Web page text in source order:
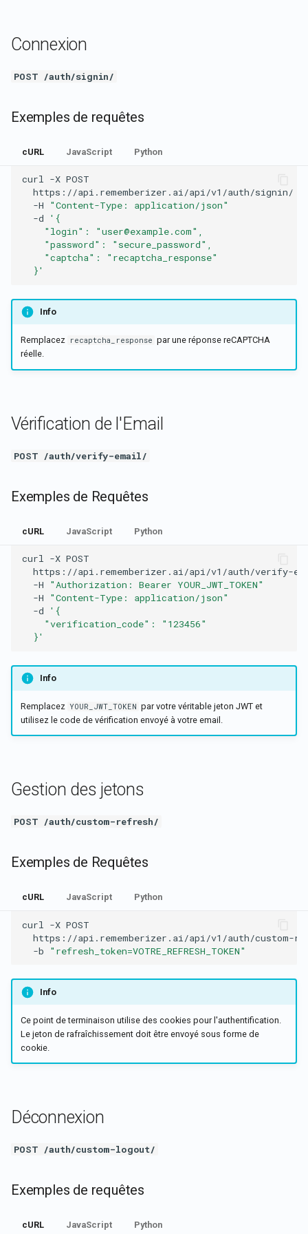
h
e
Connexion
POST /auth/signin/
Exemples de requêtes
cURL JavaScript Python
curl -X POST
https://api.rememberizer.ai/api/v1/auth/signin/
-H
"Content-Type: application/json"
-d
'{
    "login": "user@example.com",
    "password": "secure_password",
    "captcha": "recaptcha_response"
  }'
Info
Remplacez recaptcha_response par une réponse reCAPTCHA
réelle.
Vérification de l'Email
POST /auth/verify-email/
Exemples de Requêtes
cURL JavaScript Python
curl -X POST
https://api.rememberizer.ai/api/v1/auth/verify-
-H
"Authorization: Bearer YOUR_JWT_TOKEN"
-H
"Content-Type: application/json"
-d
'{
    "verification_code": "123456"
  }'
Info
Remplacez YOUR_JWT_TOKEN par votre véritable jeton JWT et
utilisez le code de vérification envoyé à votre email.
Gestion des jetons
POST /auth/custom-refresh/
Exemples de Requêtes
cURL JavaScript Python
curl -X POST
https://api.rememberizer.ai/api/v1/auth/custom-
-b
"refresh_token=VOTRE_REFRESH_TOKEN"
Info
Ce point de terminaison utilise des cookies pour l'authentification.
Le jeton de rafraîchissement doit être envoyé sous forme de
cookie.
Déconnexion
POST /auth/custom-logout/
Exemples de requêtes
cURL JavaScript Python